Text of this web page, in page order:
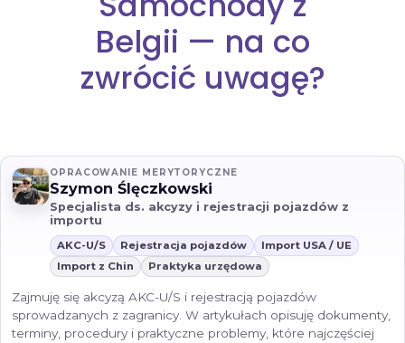
Belgii — na co
zwrócić uwagę?
OPRACOWANIE MERYTORYCZNE
Szymon Ślęczkowski
Specjalista ds. akcyzy i rejestracji pojazdów z
importu
AKC-U/S Rejestracja pojazdów
Import USA / UE
Import z Chin
Praktyka urzędowa
Zajmuję się akcyzą AKC-U/S i rejestracją pojazdów
sprowadzanych z zagranicy. W artykułach opisuję dokumenty,
terminy, procedury i praktyczne problemy, które najczęściej